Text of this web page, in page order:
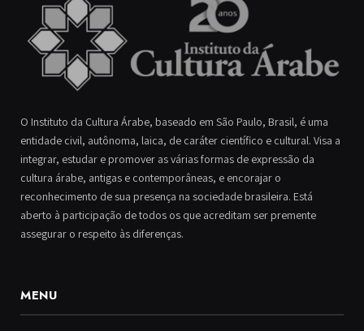
O Instituto da Cultura Árabe, baseado em São Paulo, Brasil, é uma
entidade civil, autônoma, laica, de caráter científico e cultural. Visa a
integrar, estudar e promover as várias formas de expressão da
cultura árabe, antigas e contemporâneas, e encorajar o
reconhecimento de sua presença na sociedade brasileira. Está
aberto à participação de todos os que acreditam ser premente
assegurar o respeito às diferenças.
MENU